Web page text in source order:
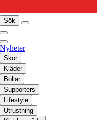
Sök
Nyheter
Skor
Kläder
Bollar
Supporters
Lifestyle
Utrustning